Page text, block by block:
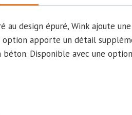
au design épuré, Wink ajoute
apporte un détail
Disponible avec une